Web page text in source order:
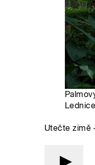
Lednice
Utečte zimě